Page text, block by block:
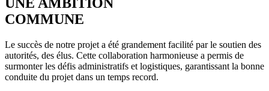
COMMUNE
Le succès de notre projet a été grandement facilité par le soutien des
autorités, des élus. Cette collaboration harmonieuse a permis de
surmonter les défis administratifs et logistiques, garantissant la bonne
conduite du projet dans un temps record.